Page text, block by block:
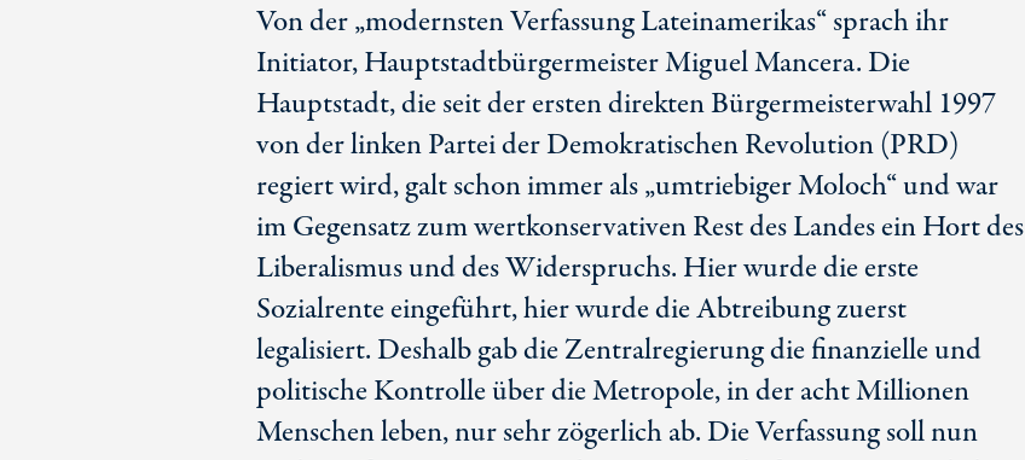
Von der „modernsten Verfassung Lateinamerikas“ sprach ihr
Initiator, Hauptstadtbürgermeister Miguel Mancera. Die
Hauptstadt, die seit der ersten direkten Bürgermeisterwahl 1997
von der linken Partei der Demokratischen Revolution (PRD)
regiert wird, galt schon immer als „umtriebiger Moloch“ und war
im Gegensatz zum wertkonservativen Rest des Landes ein Hort des
Liberalismus und des Widerspruchs. Hier wurde die erste
Sozialrente eingeführt, hier wurde die Abtreibung zuerst
legalisiert. Deshalb gab die Zentralregierung die finanzielle und
politische Kontrolle über die Metropole, in der acht Millionen
Menschen leben, nur sehr zögerlich ab. Die Verfassung soll nun